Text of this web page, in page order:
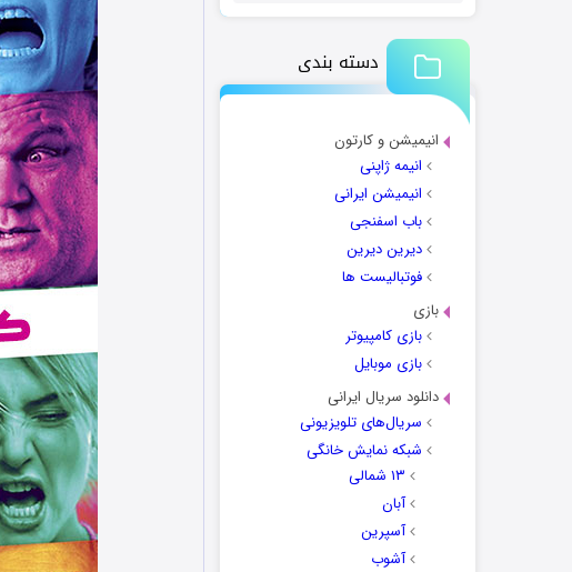
دسته بندی
انیمیشن و کارتون
انیمه ژاپنی
انیمیشن ایرانی
باب اسفنجی
دیرین دیرین
فوتبالیست ها
بازی
بازی کامپیوتر
بازی موبایل
دانلود سریال ایرانی
سریال‌های تلویزیونی
شبکه نمایش خانگی
۱۳ شمالی
آبان
آسپرین
آشوب